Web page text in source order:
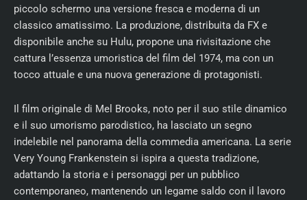
piccolo schermo una versione fresca e moderna di un
classico amatissimo. La produzione, distribuita da FX e
disponibile anche su Hulu, propone una rivisitazione che
cattura l’essenza umoristica del film del 1974, ma con un
tocco attuale e una nuova generazione di protagonisti.
Il film originale di Mel Brooks, noto per il suo stile dinamico
e il suo umorismo parodistico, ha lasciato un segno
indelebile nel panorama della commedia americana. La serie
Very Young Frankenstein si ispira a questa tradizione,
adattando la storia e i personaggi per un pubblico
contemporaneo, mantenendo un legame saldo con il lavoro